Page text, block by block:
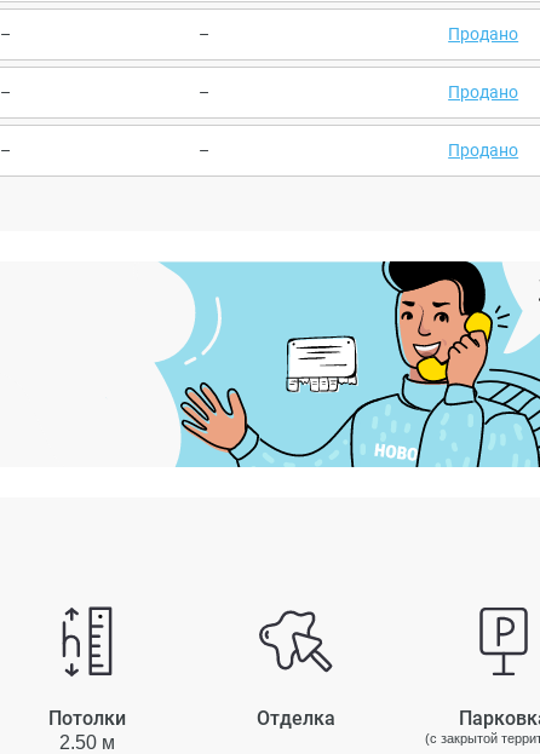
– – Продано
– – Продано
– – Продано
Потолки
2.50 м
Отделка
(с закрытой